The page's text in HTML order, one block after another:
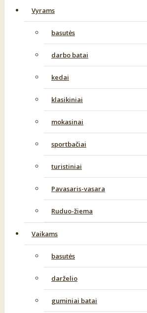
Vyrams
basutės
darbo batai
kedai
klasikiniai
mokasinai
sportbačiai
turistiniai
Pavasaris-vasara
Ruduo-žiema
Vaikams
basutės
darželio
guminiai batai